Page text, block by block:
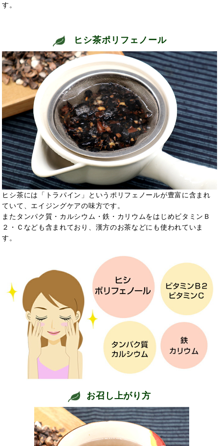
す。
ヒシ茶ポリフェノール
ヒシ茶には「トラパイン」というポリフェノールが豊富に含まれ
ていて、エイジングケアの味方です。
またタンパク質・カルシウム・鉄・カリウムをはじめビタミンＢ
２・Ｃなども含まれており、漢方のお茶などにも使われていま
す。
お召し上がり方